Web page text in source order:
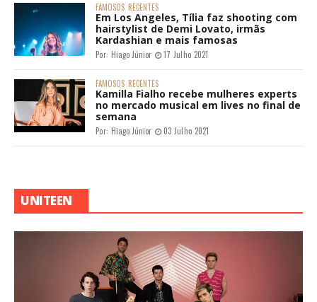
FAMOSOS RECENTES
Em Los Angeles, Tília faz shooting com
hairstylist de Demi Lovato, irmãs
Kardashian e mais famosas
Por: Hiago Júnior 17 Julho 2021
FAMOSOS RECENTES
Kamilla Fialho recebe mulheres experts
no mercado musical em lives no final de
semana
Por: Hiago Júnior 03 Julho 2021
UNITEEN